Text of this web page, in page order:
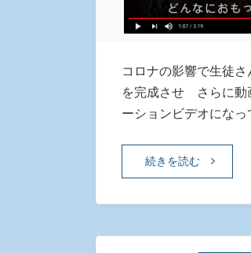
コロナの影響で生徒
を完成させ さらに動
ーションビデオにな
続きを読む